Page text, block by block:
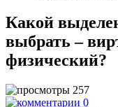
Какой
выбрать –
физический?
257
0